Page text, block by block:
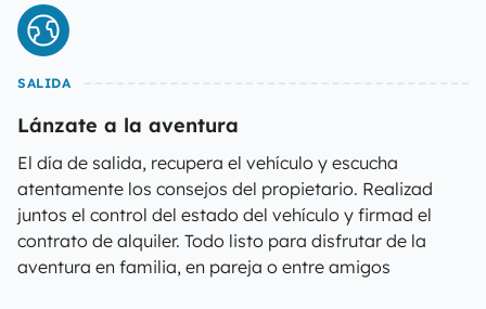
SALIDA
Lánzate a la aventura
El día de salida, recupera el vehículo y escucha
atentamente los consejos del propietario. Realizad
juntos el control del estado del vehículo y firmad el
contrato de alquiler. Todo listo para disfrutar de la
aventura en familia, en pareja o entre amigos